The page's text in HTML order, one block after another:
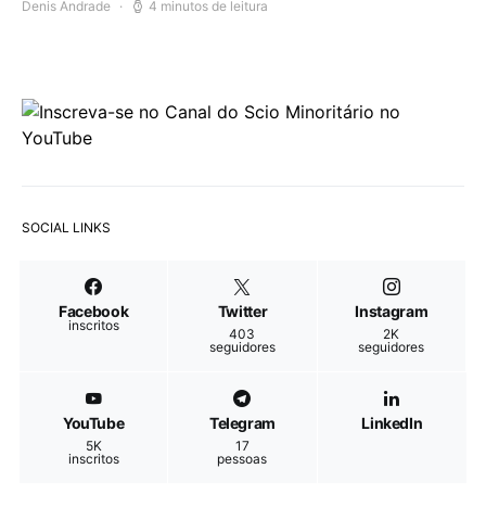
Denis Andrade 4 minutos de leitura
SOCIAL LINKS
Facebook
inscritos
Twitter
403
seguidores
Instagram
2K
seguidores
YouTube
5K
inscritos
Telegram
17
pessoas
LinkedIn